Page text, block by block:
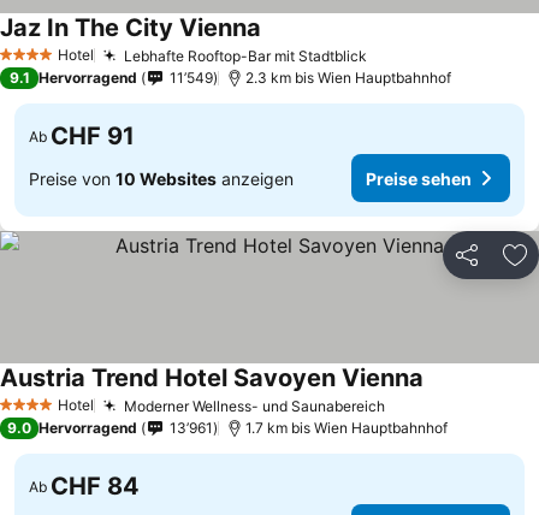
4 Sterne Hotel Lebhafte Rooftop-Bar mit Stadtblick
Jaz In The City Vienna
9.1 Hervorragend 11’549 2.3 km bis Wien Hauptbahnhof
Ab CHF 91
Preise von 10 Websites anzeigen Preise sehen
Teilen
4 Sterne Hotel Moderner Wellness- und Saunabereich
Austria Trend Hotel Savoyen Vienna
9.0 Hervorragend 13’961 1.7 km bis Wien Hauptbahnhof
Ab CHF 84